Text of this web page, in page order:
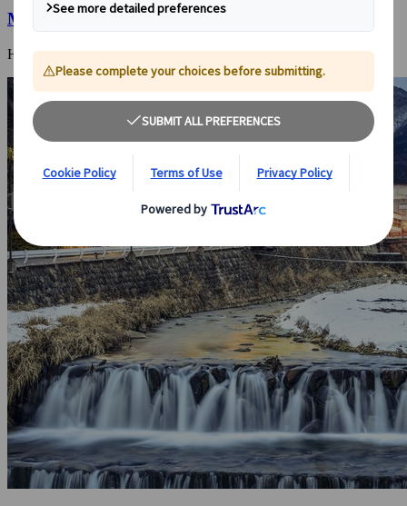
Matsumoto
Hier kann man das alte Japan hautnah erleben